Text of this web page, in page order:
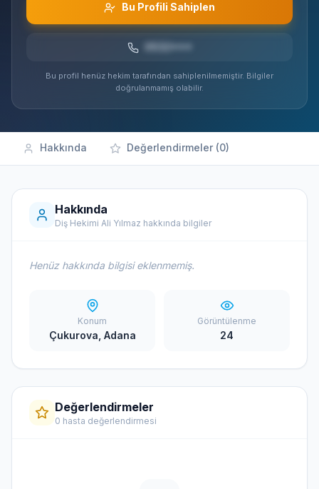
Bu Profili Sahiplen
Bu profil henüz hekim tarafından sahiplenilmemiştir. Bilgiler
doğrulanmamış olabilir.
Hakkında Değerlendirmeler (0)
Hakkında
Diş Hekimi Ali Yılmaz hakkında bilgiler
Henüz hakkında bilgisi eklenmemiş.
Konum
Çukurova, Adana
Görüntülenme
24
Değerlendirmeler
0 hasta değerlendirmesi